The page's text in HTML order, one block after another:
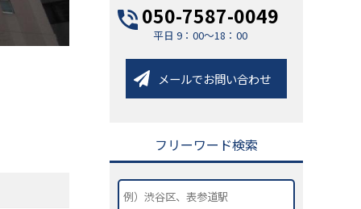
050-7587-0049
平日 9：00～18：00
メールでお問い合わせ
フリーワード検索